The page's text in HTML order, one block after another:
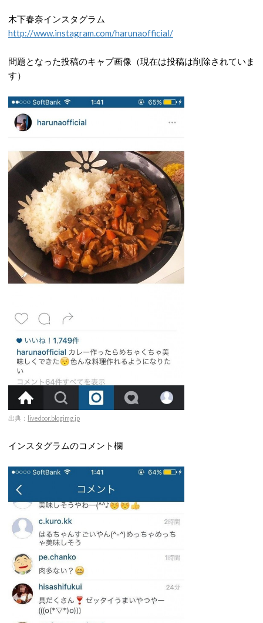
木下春奈インスタグラム
http://www.instagram.com/harunaofficial/
問題となった投稿のキャプ画像（現在は投稿は削除されていま
す）
出典： livedoor.blogimg.jp
インスタグラムのコメント欄